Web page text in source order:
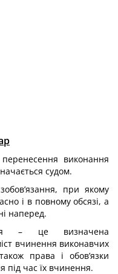
виконання
судом.
при якому
і в повному обсязі, а
наперед.
– це визначена
вчинення виконавчих
права і обов’язки
під час їх вчинення.